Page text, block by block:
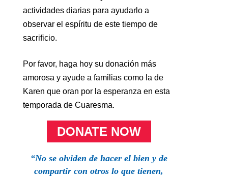
actividades diarias para ayudarlo a
observar el espíritu de este tiempo de
sacrificio.
Por favor, haga hoy su donación más
amorosa y ayude a familias como la de
Karen que oran por la esperanza en esta
temporada de Cuaresma.
DONATE NOW
“No se olviden de hacer el bien y de
compartir con otros lo que tienen,